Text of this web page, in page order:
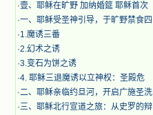
·壹、耶稣在旷野 加纳婚筵 耶稣首次
·一、耶稣受圣神引导，于旷野禁食四
·1.魔诱三番
·2.幻术之诱
·3.变石为饼之诱
·4. 耶稣三退魔诱以立神权：圣殿危
·二、耶稣亲临约旦河，开启广施圣洗
·三、耶稣北行宣道之旅：从史罗的辩